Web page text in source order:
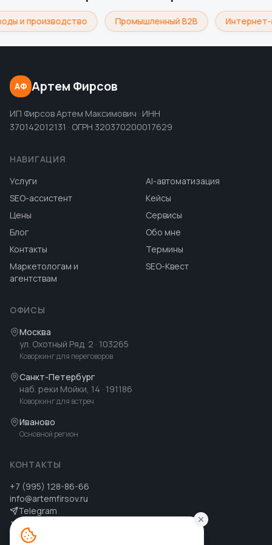
и производство Промышленный B2B Интернет-
АФ Артем Фирсов
ИП Фирсов Артем Максимович · ИНН
370142012131 · ОГРН 320370200017629
НАВИГАЦИЯ
Услуги
AI-автоматизация
SEO-ассистент
Кейсы
Цены
Сервисы
Блог
Обо мне
Контакты
Термины
Маркетологам и
агентствам
SEO-Квест
ОФИСЫ
Москва
ул. Охотный Ряд, 2 · 103265
Коворкинг для переговоров
Санкт-Петербург
наб. реки Мойки, 14 · 191186
Коворкинг для встреч
Иваново
Основной регион
КОНТАКТЫ
+7 (995) 128-86-66
info@artemfirsov.ru
Telegram
MAX MAX